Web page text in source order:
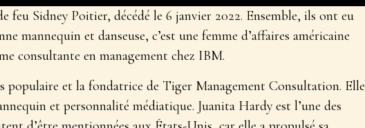
feu Sidney Poitier, décédé le 6 janvier 2022. Ensemble, ils ont eu
mannequin et danseuse, c’est une femme d’affaires américaine
consultante en management chez IBM.
populaire et la fondatrice de Tiger Management Consultation. Elle
et personnalité médiatique. Juanita Hardy est l’une des